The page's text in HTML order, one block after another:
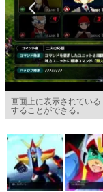
アプリレビュー
その他
電ファミニコゲー
運営：株式会社マレ
画面上に表示されてい
することができる。